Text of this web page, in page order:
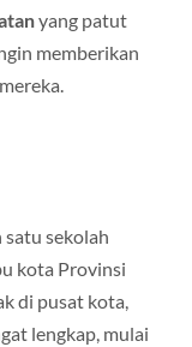
yang patut
memberikan
sekolah
kota Provinsi
di pusat kota,
lengkap, mulai